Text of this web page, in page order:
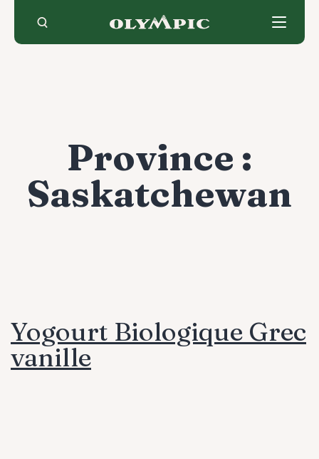
content
Province :
Saskatchewan
Yogourt Biologique Grec
vanille